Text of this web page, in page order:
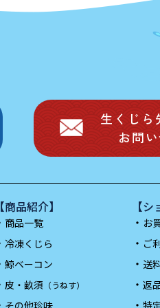
生くじ
お問
【商品紹介】
商品一覧
冷凍くじら
鯨ベーコン
皮・畝須 （うねす）
【
お
ご
送
返